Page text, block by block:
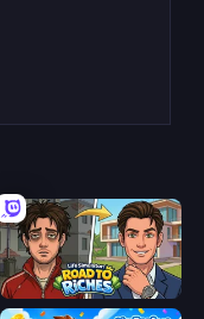
Life Simulator: Road to Riches